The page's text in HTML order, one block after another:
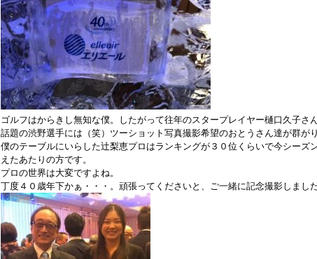
ゴルフはからきし無知な僕。したがって往年のスタープレイヤー樋口久子さ
話題の渋野選手には（笑）ツーショット写真撮影希望のおとうさん達が群がり
僕のテーブルにいらした辻梨恵プロはランキングが３０位くらいで今シーズ
えたあたりの方です。
プロの世界は大変ですよね。
丁度４０歳年下かぁ・・・。頑張ってくださいと、ご一緒に記念撮影しました